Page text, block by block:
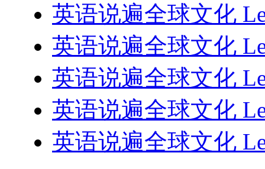
英语说遍全球文化
英语说遍全球文化
英语说遍全球文化
英语说遍全球文化
英语说遍全球文化